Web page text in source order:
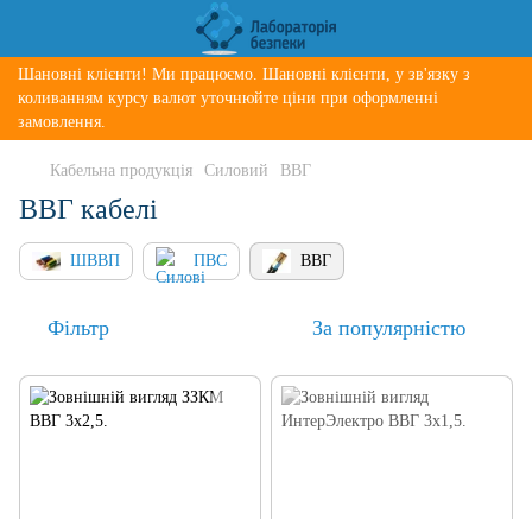
Шановні клієнти! Ми працюємо. Шановні клієнти, у зв'язку з
коливанням курсу валют уточнюйте ціни при оформленні
замовлення.
Кабельна продукція Силовий ВВГ
ВВГ кабелі
ШВВП ПВС ВВГ
Фільтр За популярністю